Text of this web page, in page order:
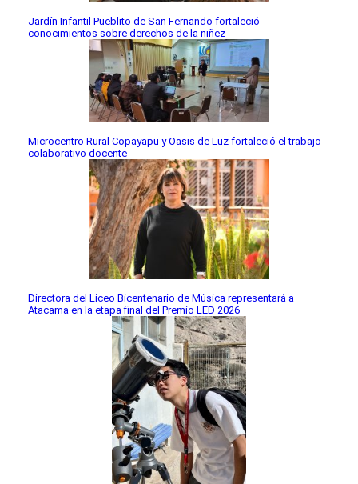
Jardín Infantil Pueblito de San Fernando fortaleció
conocimientos sobre derechos de la niñez
Microcentro Rural Copayapu y Oasis de Luz fortaleció el trabajo
colaborativo docente
Directora del Liceo Bicentenario de Música representará a
Atacama en la etapa final del Premio LED 2026